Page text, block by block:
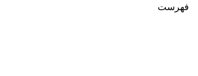
فهرست